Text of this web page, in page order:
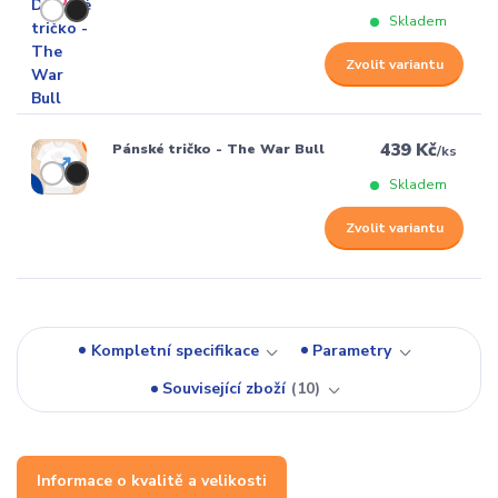
Skladem
Zvolit variantu
Pánské tričko - The War Bull 439 Kč/ks
Skladem
Zvolit variantu
Kompletní specifikace
Parametry
Související zboží
10
Informace o kvalitě a velikosti